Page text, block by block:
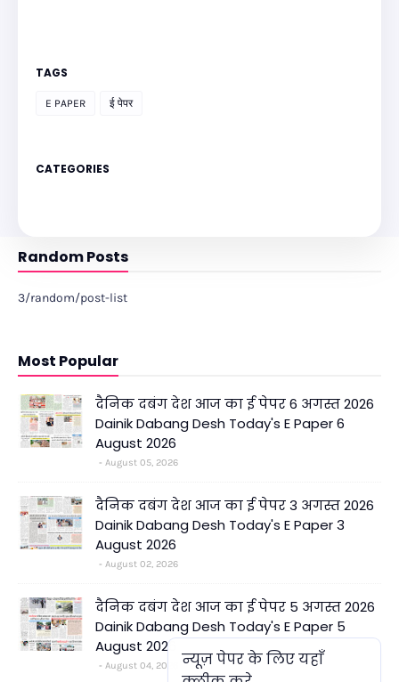
TAGS
E PAPER ई पेपर
CATEGORIES
Random Posts
3/random/post-list
Most Popular
दैनिक दबंग देश आज का ई पेपर 6 अगस्त 2026
Dainik Dabang Desh Today's E Paper 6
August 2026
August 05, 2026
दैनिक दबंग देश आज का ई पेपर 3 अगस्त 2026
Dainik Dabang Desh Today's E Paper 3
August 2026
August 02, 2026
दैनिक दबंग देश आज का ई पेपर 5 अगस्त 2026
Dainik Dabang Desh Today's E Paper 5
August 2026
August 04, 2026
न्यूज़ पेपर के लिए यहाँ